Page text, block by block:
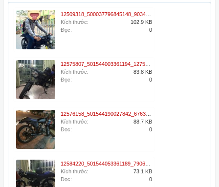
Kích thước:
102.9 KB
Đọc:
0
Kích thước:
83.8 KB
Đọc:
0
Kích thước:
88.7 KB
Đọc:
0
Kích thước:
73.1 KB
Đọc:
0